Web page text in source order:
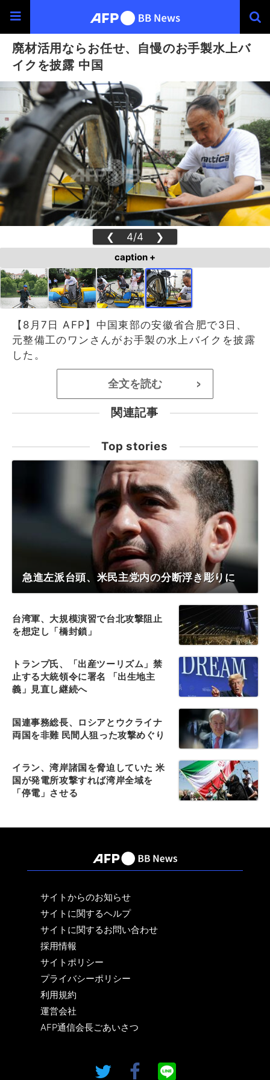
廃材活用ならお任せ、自慢のお手製水上バ
イクを披露 中国
❮ 4/4 ❯
caption +
【8月7日 AFP】中国東部の安徽省合肥で3日、
元整備工のワンさんがお手製の水上バイクを披露
した。
全文を読む >
関連記事
Top stories
急進左派台頭、米民主党内の分断浮き彫りに
台湾軍、大規模演習で台北攻撃阻止
を想定し「橋封鎖」
トランプ氏、「出産ツーリズム」禁
止する大統領令に署名 「出生地主
義」見直し継続へ
国連事務総長、ロシアとウクライナ
両国を非難 民間人狙った攻撃めぐり
イラン、湾岸諸国を脅迫していた 米
国が発電所攻撃すれば湾岸全域を
「停電」させる
サイトからのお知らせ
サイトに関するヘルプ
サイトに関するお問い合わせ
採用情報
サイトポリシー
プライバシーポリシー
利用規約
運営会社
AFP通信会長ごあいさつ